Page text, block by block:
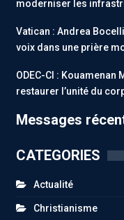
moderniser les
Vatican : Andrea
voix dans une prière
ODEC-CI :
restaurer l’unité du
Messages
CATEGORIES
Actualité
Christianisme